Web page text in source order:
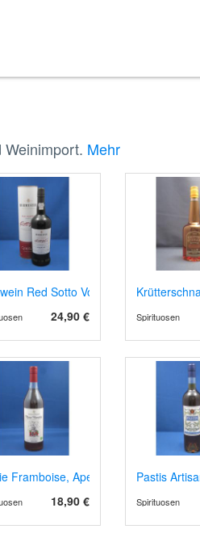
Weinimport. Mehr
Bio
Red Sotto Voce, Ruby Reserve
24,90 €
Spirituosen
2024 weiss
Framboise, Aperitif- Dessertwein, Bio
18,90 €
Pastis
Spirituosen